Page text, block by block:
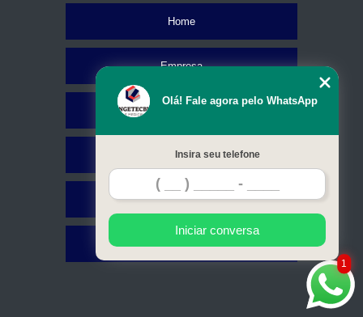
Home
Empresa
Serviços
Contato
Mapa do site
1
Olá! Fale agora pelo WhatsApp
Insira seu telefone
Iniciar conversa